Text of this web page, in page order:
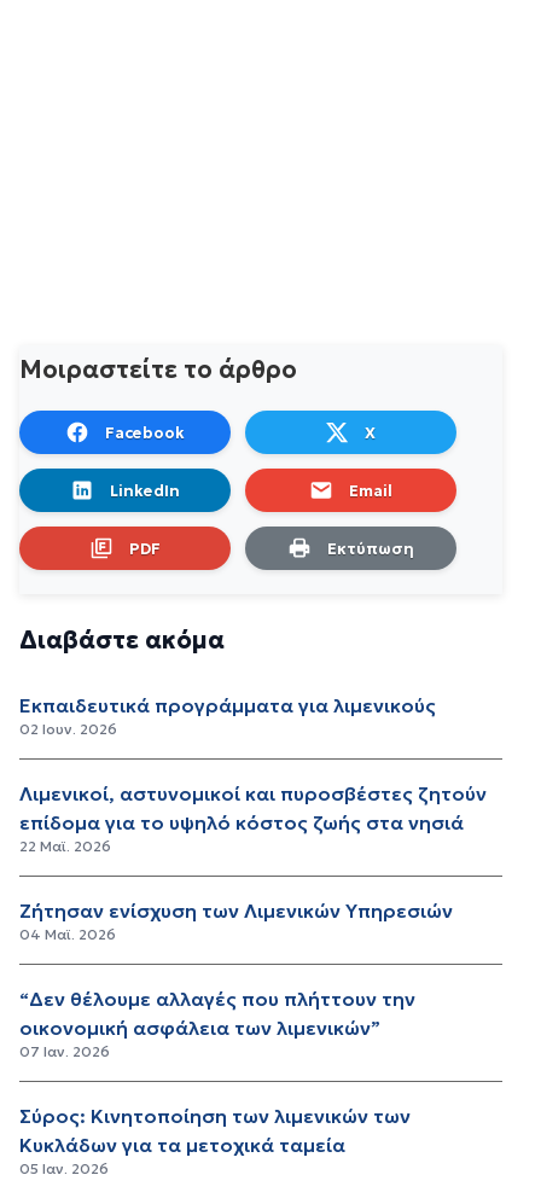
Μοιραστείτε το άρθρο
Facebook X
LinkedIn Email
PDF Εκτύπωση
Διαβάστε ακόμα
Εκπαιδευτικά προγράμματα για λιμενικούς
02 Ιουν. 2026
Λιμενικοί, αστυνομικοί και πυροσβέστες ζητούν
επίδομα για το υψηλό κόστος ζωής στα νησιά
22 Μαϊ. 2026
Ζήτησαν ενίσχυση των Λιμενικών Υπηρεσιών
04 Μαϊ. 2026
“Δεν θέλουμε αλλαγές που πλήττουν την
οικονομική ασφάλεια των λιμενικών”
07 Ιαν. 2026
Σύρος: Κινητοποίηση των λιμενικών των
Κυκλάδων για τα μετοχικά ταμεία
05 Ιαν. 2026